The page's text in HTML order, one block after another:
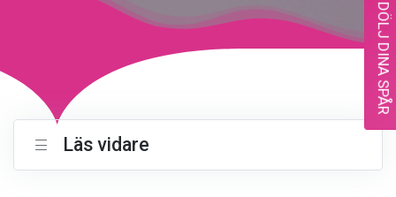
Läs vidare
DÖLJ DINA SPÅR